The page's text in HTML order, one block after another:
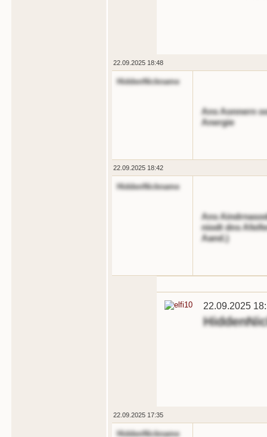
22.09.2025 18:48
HiddenNickname
Ans Aonnern
Anergie
22.09.2025 18:42
HiddenNickname
Ans
niodt dns
Aand.)
22.09.2025
22.09.2025 17:35
HiddenNickname